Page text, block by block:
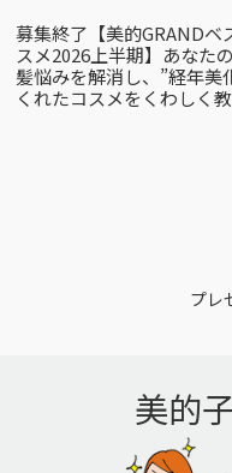
募集終了【美的GRANDベ
スメ2026上半期】あなた
髪悩みを解消し、”経年美
くれたコスメをくわしく教
プレ
美的